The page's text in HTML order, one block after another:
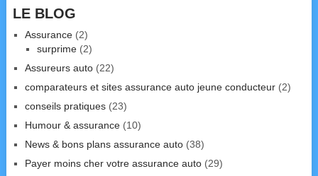
LE BLOG
Assurance(2)
surprime(2)
Assureurs auto(22)
comparateurs et sites assurance auto jeune conducteur(2)
conseils pratiques(23)
Humour & assurance(10)
News & bons plans assurance auto(38)
Payer moins cher votre assurance auto(29)